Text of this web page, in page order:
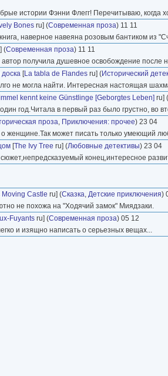
истории Фэнни Флегг! Перечитываю, когда
Bones ru] (Современная проза) 11 11
наверное навеяна розовым бантиком из
(Современная проза) 11 11
получила душевное освобождение после
[La tabla de Flandes ru] (Исторический
не могла найти. Интересная настоящая
kennt keine Günstlinge [Geborgtes Leben] ru] (
год.Читала в первый раз было грустно, во
проза, Приключения: прочее) 23 04
женщине.Так может писать только умеющий
[The Ivy Tree ru] (Любовные детективы) 23 04
конец,интересное
Moving Castle ru] (Сказка, Детские приключения)
не похожа на "Ходячий замок" Миядзаки.
Fuyants ru] (Современная проза) 05 12
и изящно написать о серьезных вещах...